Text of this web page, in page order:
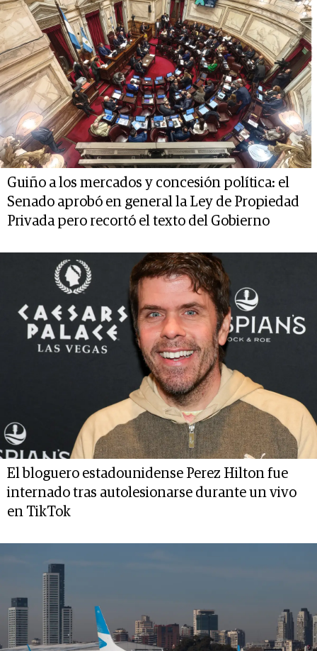
Guiño a los mercados y concesión política: el
Senado aprobó en general la Ley de Propiedad
Privada pero recortó el texto del Gobierno
El bloguero estadounidense Perez Hilton fue
internado tras autolesionarse durante un vivo
en TikTok